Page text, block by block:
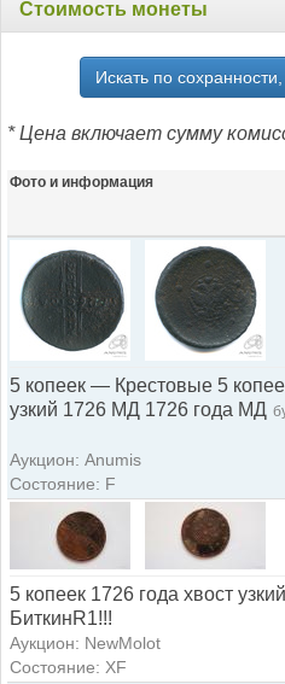
Стоимость монеты
Искать по
* Цена включает сумму
Фото и информация
5 копеек — Крестовые 5
узкий 1726 МД 1726 года МД
Аукцион: Anumis
Состояние: F
5 копеек 1726 года хвост узкий
БиткинR1!!!
Аукцион: NewMolot
Состояние: XF